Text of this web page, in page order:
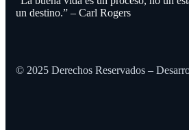
un destino.” – Carl Rogers
© 2025 Derechos Reservados –